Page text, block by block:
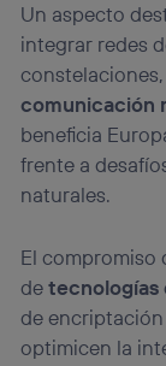
Un aspecto
integrar redes
comunicación
beneficia
frente a
naturales.
El compromiso
detecnologías
de
optimicen la